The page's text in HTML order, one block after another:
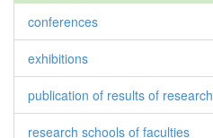
conferences
exhibitions
publication of results of research
research schools of faculties